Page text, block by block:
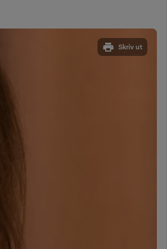
Skriv ut